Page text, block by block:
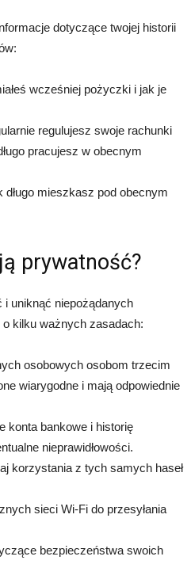
dotyczące twojej historii
wcześniej pożyczki i jak je
regulujesz swoje rachunki
pracujesz w obecnym
mieszkasz pod obecnym
prywatność?
uniknąć niepożądanych
kilku ważnych zasadach:
osobowych osobom trzecim
wiarygodne i mają odpowiednie
konta bankowe i historię
nieprawidłowości.
korzystania z tych samych haseł
sieci Wi-Fi do przesyłania
bezpieczeństwa swoich